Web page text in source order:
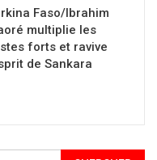
Faso/Ibrahim
multiplie les
forts et ravive
de Sankara